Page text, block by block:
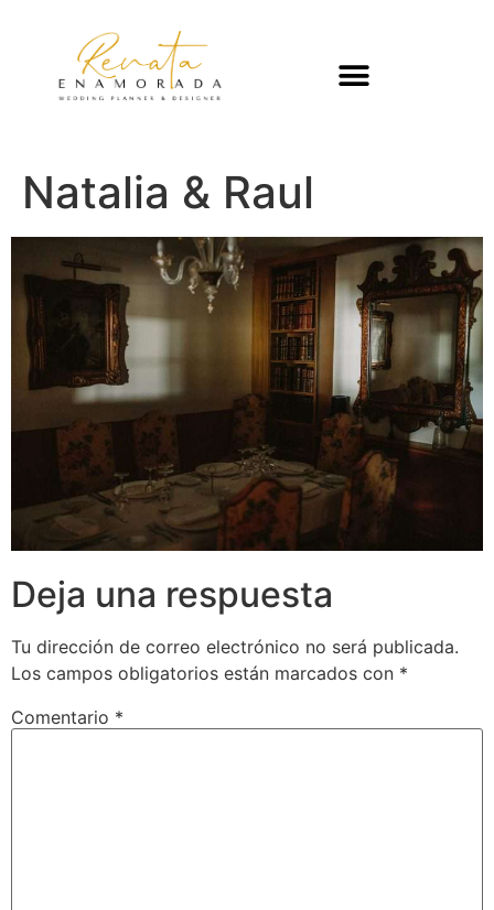
Natalia & Raul
Deja una respuesta
Tu dirección de correo electrónico no será publicada.
Los campos obligatorios están marcados con *
Comentario *